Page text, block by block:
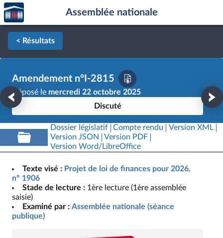
Aller au contenu
Aller en bas de la page
Accèder
à la
page
d'accueil
Assemblée nationale
< Résultats
Amendement n°I-2815
Déposé le mercredi 22 octobre 2025
Discuté
Dossier législatif Compte rendu
Version XML
Version JSON
Version PDF
Version Word/LibreOffice
Texte visé : Projet de loi de finances pour 2026,
n° 1906
Stade de lecture : 1ère lecture (1ère assemblée
saisie)
Examiné par : Assemblée nationale (séance
publique)